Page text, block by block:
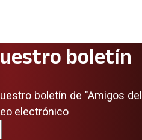
boletín
boletín de "Amigos del
electrónico